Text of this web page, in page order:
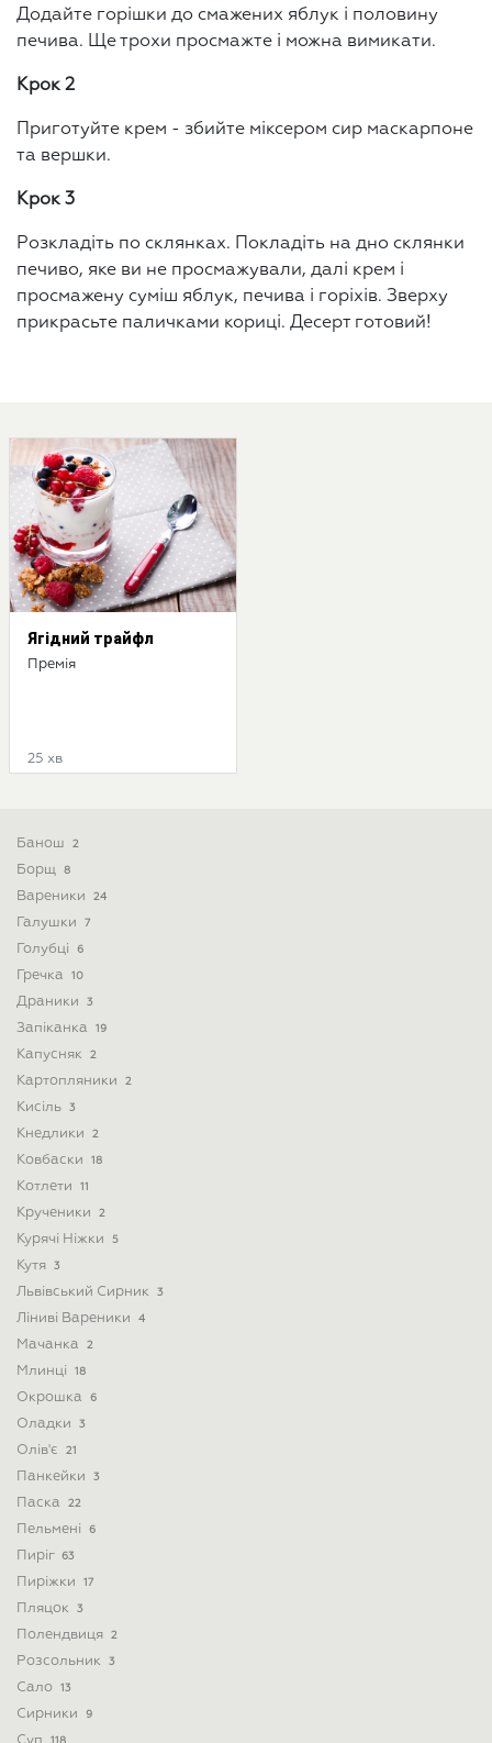
Додайте горішки до смажених яблук і половину
печива. Ще трохи просмажте і можна вимикати.
Крок 2
Приготуйте крем - збийте міксером сир маскарпоне
та вершки.
Крок 3
Розкладіть по склянках. Покладіть на дно склянки
печиво, яке ви не просмажували, далі крем і
просмажену суміш яблук, печива і горіхів. Зверху
прикрасьте паличками кориці. Десерт готовий!
Ягідний трайфл
Премія
25 хв
Банош 2
Борщ 8
Вареники 24
Галушки 7
Голубці 6
Гречка 10
Драники 3
Запіканка 19
Капусняк 2
Картопляники 2
Кисіль 3
Кнедлики 2
Ковбаски 18
Котлети 11
Крученики 2
Курячі Ніжки 5
Кутя 3
Львівський Сирник 3
Ліниві Вареники 4
Мачанка 2
Млинці 18
Окрошка 6
Оладки 3
Олів'є 21
Панкейки 3
Паска 22
Пельмені 6
Пиріг 63
Пиріжки 17
Пляцок 3
Полендвиця 2
Розсольник 3
Сало 13
Сирники 9